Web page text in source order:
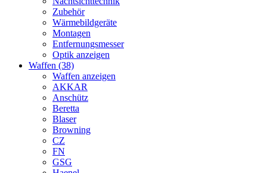
Zubehör
Wärmebildgeräte
Montagen
Entfernungsmesser
Optik anzeigen
Waffen (38)
Waffen anzeigen
AKKAR
Anschütz
Beretta
Blaser
Browning
CZ
FN
GSG